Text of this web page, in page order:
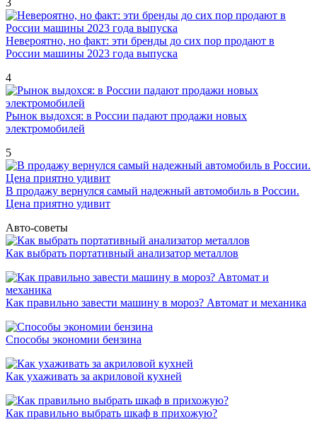
Невероятно, но факт: эти бренды до сих пор продают в
России машины 2023 года выпуска
4
Рынок выдохся: в России падают продажи новых
электромобилей
5
В продажу вернулся самый надежный автомобиль в России.
Цена приятно удивит
Авто-советы
Как выбрать портативный анализатор металлов
Как правильно завести машину в мороз? Автомат и механика
Способы экономии бензина
Как ухаживать за акриловой кухней
Как правильно выбрать шкаф в прихожую?